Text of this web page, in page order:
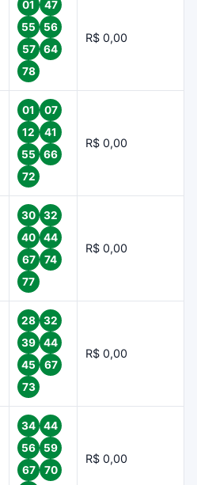
01
47
55
56
57
64
78
R$ 0,00
01
07
12
41
55
66
72
R$ 0,00
30
32
40
44
67
74
77
R$ 0,00
28
32
39
44
45
67
73
R$ 0,00
34
44
56
59
67
70
R$ 0,00